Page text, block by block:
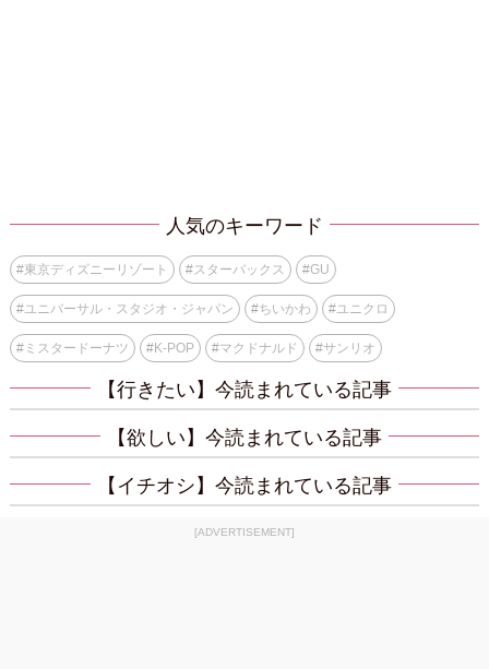
人気のキーワード
#東京ディズニーリゾート #スターバックス #GU
#ユニバーサル・スタジオ・ジャパン #ちいかわ #ユニクロ
#ミスタードーナツ #K-POP #マクドナルド #サンリオ
【行きたい】今読まれている記事
【欲しい】今読まれている記事
【イチオシ】今読まれている記事
[ADVERTISEMENT]